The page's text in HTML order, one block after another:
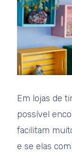
Em lojas de
possível
facilitam
e se elas